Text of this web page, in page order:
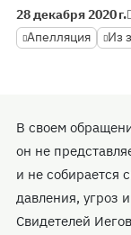
28 декабря 2020 г.
Апелляция Из
В своем
он не
и не собирается
давления, угроз
Свидетелей